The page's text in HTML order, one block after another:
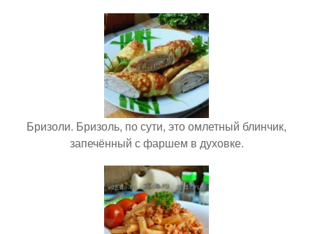
Бризоли. Бризоль, по сути, это омлетный блинчик,
запечённый с фаршем в духовке.